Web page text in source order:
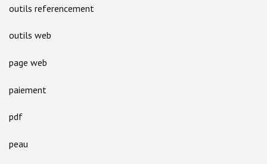
outils referencement
outils web
page web
paiement
pdf
peau